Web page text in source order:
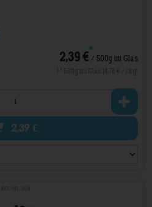
2,39 €*/ 500g im Glas
2,39 €